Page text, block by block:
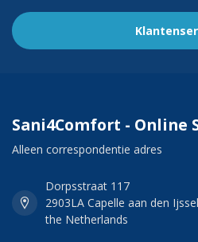
Sani4Comfort -
Alleen correspondentie adres
Dorpsstraat 117
2903LA Capelle aan den Ijssel
the Netherlands